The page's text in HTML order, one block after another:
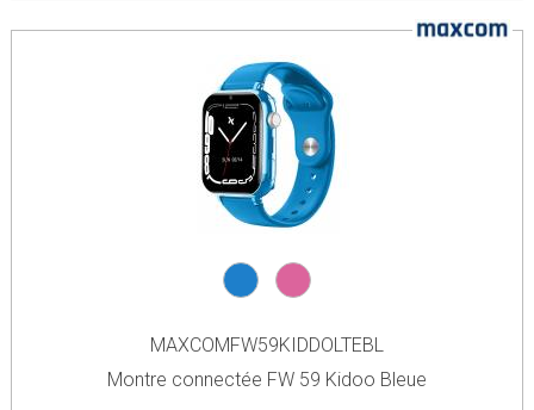
MAXCOMFW59KIDDOLTEBL
Montre connectée FW 59 Kidoo Bleue